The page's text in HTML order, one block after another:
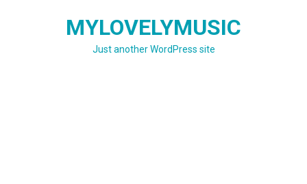
MYLOVELYMUSIC
Just another WordPress site